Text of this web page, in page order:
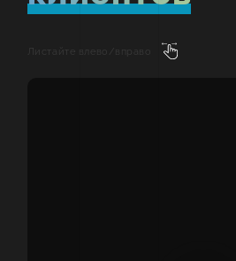
Листайте влево/вправо